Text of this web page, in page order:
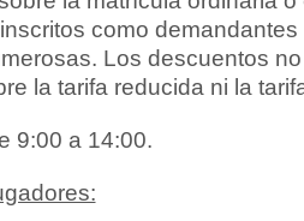
como
Los descuentos
la tarifa reducida ni la
9:00 a 14:00.